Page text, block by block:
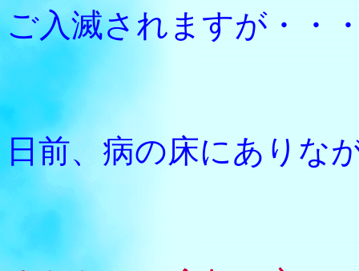
ご入滅されますが・・
その亡
日前、病の床にありな
弟子に